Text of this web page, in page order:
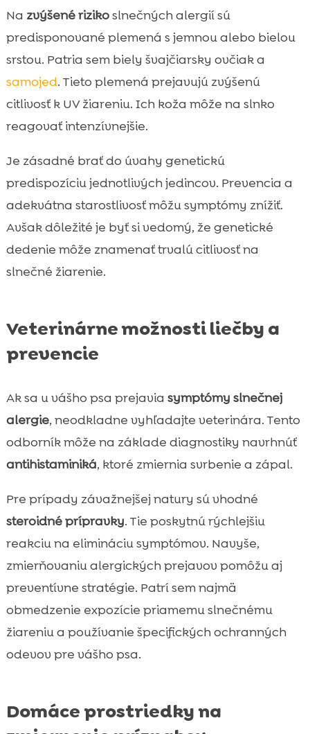
Na zvýšené rizikoslnečných alergií sú
predisponované plemená s jemnou alebo bielou
srstou. Patria sem biely švajčiarsky ovčiak a
samojed. Tieto plemená prejavujú zvýšenú
citlivosť k UV žiareniu. Ich koža môže na slnko
reagovať intenzívnejšie.
Je zásadné brať do úvahy genetickú
predispozíciu jednotlivých jedincov. Prevencia a
adekvátna starostlivosť môžu symptómy znížiť.
Avšak dôležité je byť si vedomý, že genetické
dedenie môže znamenať trvalú citlivosť na
slnečné žiarenie.
Veterinárne možnosti liečby a
prevencie
Ak sa u vášho psa prejavia symptómy slnečnej
alergie, neodkladne vyhľadajte veterinára. Tento
odborník môže na základe diagnostiky navrhnúť
antihistaminiká, ktoré zmiernia svrbenie a zápal.
Pre prípady závažnejšej natury sú vhodné
steroidné prípravky. Tie poskytnú rýchlejšiu
reakciu na elimináciu symptómov. Navyše,
zmierňovaniu alergických prejavov pomôžu aj
preventívne stratégie. Patrí sem najmä
obmedzenie expozície priamemu slnečnému
žiareniu a používanie špecifických ochranných
odevov pre vášho psa.
Domáce prostriedky na